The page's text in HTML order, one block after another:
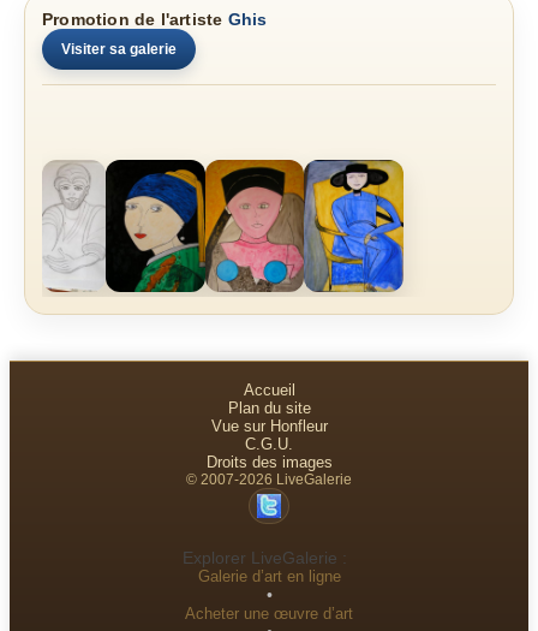
Promotion de l'artiste Ghis
Visiter sa galerie
Accueil
Plan du site
Vue sur Honfleur
C.G.U.
Droits des images
© 2007-2026 LiveGalerie
Explorer LiveGalerie :
Galerie d’art en ligne
•
Acheter une œuvre d’art